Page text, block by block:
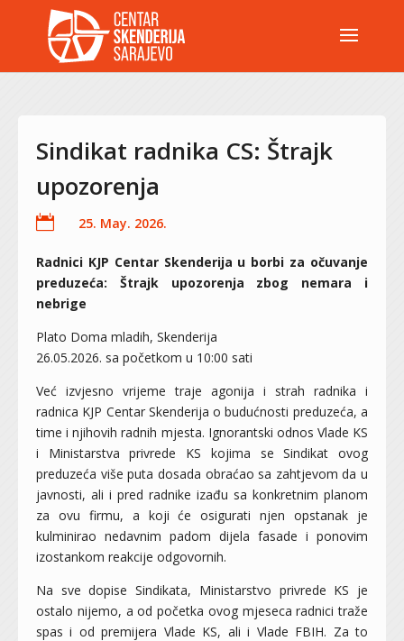
Sindikat radnika CS: Štrajk
upozorenja
 25. May. 2026.
Radnici KJP Centar Skenderija u borbi za očuvanje
preduzeća: Štrajk upozorenja zbog nemara i
nebrige
Plato Doma mladih, Skenderija
26.05.2026. sa početkom u 10:00 sati
Već izvjesno vrijeme traje agonija i strah radnika i
radnica KJP Centar Skenderija o budućnosti preduzeća, a
time i njihovih radnih mjesta. Ignorantski odnos Vlade KS
i Ministarstva privrede KS kojima se Sindikat ovog
preduzeća više puta dosada obraćao sa zahtjevom da u
javnosti, ali i pred radnike izađu sa konkretnim planom
za ovu firmu, a koji će osigurati njen opstanak je
kulminirao nedavnim padom dijela fasade i ponovim
izostankom reakcije odgovornih.
Na sve dopise Sindikata, Ministarstvo privrede KS je
ostalo nijemo, a od početka ovog mjeseca radnici traže
spas i od premijera Vlade KS, ali i Vlade FBIH. Za to